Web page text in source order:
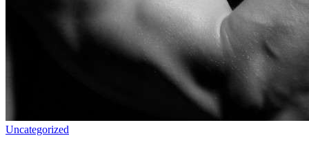
Uncategorized